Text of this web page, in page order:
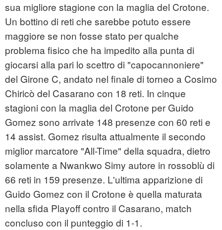
sua migliore stagione con la maglia del Crotone.
Un bottino di reti che sarebbe potuto essere
maggiore se non fosse stato per qualche
problema fisico che ha impedito alla punta di
giocarsi alla pari lo scettro di "capocannoniere"
del Girone C, andato nel finale di torneo a Cosimo
Chiricò del Casarano con 18 reti. In cinque
stagioni con la maglia del Crotone per Guido
Gomez sono arrivate 148 presenze con 60 reti e
14 assist. Gomez risulta attualmente il secondo
miglior marcatore "All-Time" della squadra, dietro
solamente a Nwankwo Simy autore in rossoblù di
66 reti in 159 presenze. L'ultima apparizione di
Guido Gomez con il Crotone è quella maturata
nella sfida Playoff contro il Casarano, match
concluso con il punteggio di 1-1.